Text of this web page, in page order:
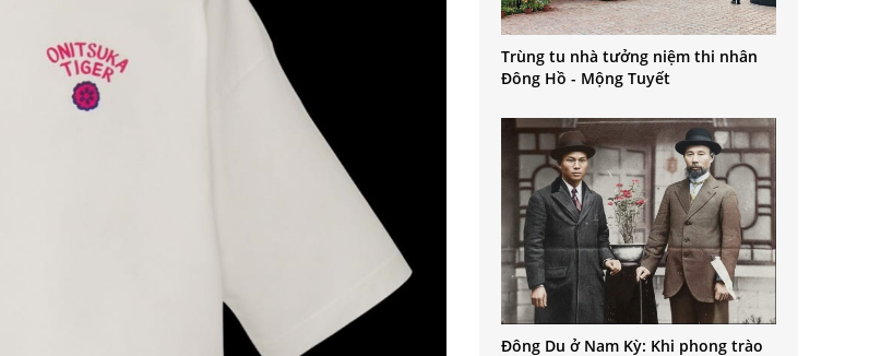
Trùng tu nhà tưởng niệm thi nhân
Đông Hồ - Mộng Tuyết
Đông Du ở Nam Kỳ: Khi phong trào